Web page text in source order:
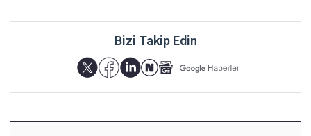
Bizi Takip Edin